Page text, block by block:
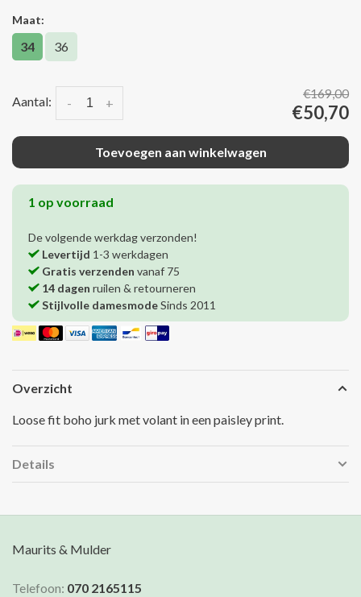
Maat:
34 36
Aantal: +
-
€169,00
€50,70
Toevoegen aan winkelwagen
1 op voorraad
De volgende werkdag verzonden!
Levertijd 1-3 werkdagen
Gratis verzenden vanaf 75
14 dagen ruilen & retourneren
Stijlvolle damesmodeSinds 2011
Overzicht
Loose fit boho jurk met volant in een paisley print.
Details
Maurits & Mulder
Telefoon: 070 2165115